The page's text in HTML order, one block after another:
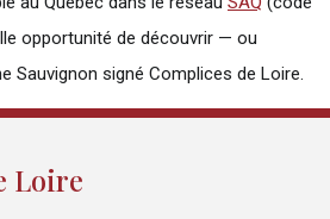
opportunité de découvrir — ou
Sauvignon signé Complices de Loire.
Loire